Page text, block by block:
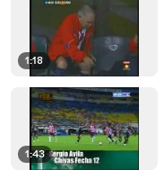
1:18
1:43